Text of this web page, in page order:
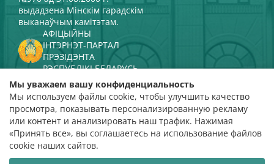
выдадзена Мінскім гарадскім
выканаўчым камітэтам.
АФІЦЫЙНЫ
ІНТЭРНЭТ-ПАРТАЛ
ПРЭЗІДЭНТА
РЭСПУБЛІКІ БЕЛАРУСЬ
МІНІСТЭРСТВА КУЛЬТУРЫ
РЭСПУБЛІКІ БЕЛАРУСЬ
ПАРТАЛ
РЭЙТЫНГАВАЙ АЦЭНКІ
адзнака 4,9
на падставе 112 водгукаў
Мы уважаем вашу конфиденциальность
Мы используем файлы cookie, чтобы улучшить качество
просмотра, показывать персонализированную рекламу
или контент и анализировать наш трафик. Нажимая
«Принять все», вы соглашаетесь на использование файлов
cookie наших сайтов.